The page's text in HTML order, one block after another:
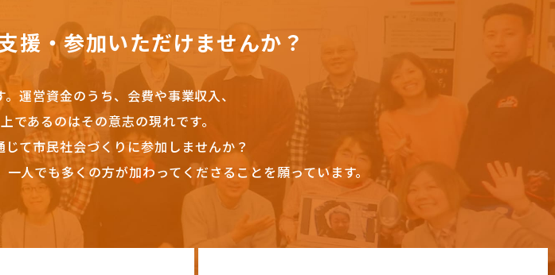
援・参加いただけませんか？
運営資金のうち、会費や事業収入、
であるのはその意志の現れです。
て市民社会づくりに参加しませんか？
人でも多くの方が加わってくださることを願っています。